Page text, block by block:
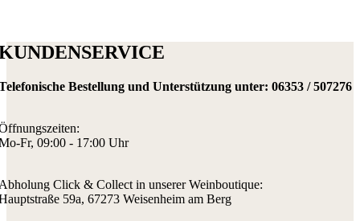
Bestellung und Unterstützung unter: 06353 / 507276
Fr, 09:00 - 17:00 Uhr
Click & Collect in unserer Weinboutique:
59a, 67273 Weisenheim am Berg